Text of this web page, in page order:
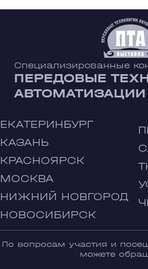
Специализированные
ПЕРЕДОВЫЕ
АВТОМАТИЗАЦИИ
ЕКАТЕРИНБУРГ
КАЗАНЬ
КРАСНОЯРСК
МОСКВА
НИЖНИЙ НОВГОРОД
НОВОСИБИРСК
По вопросам участия и
можете